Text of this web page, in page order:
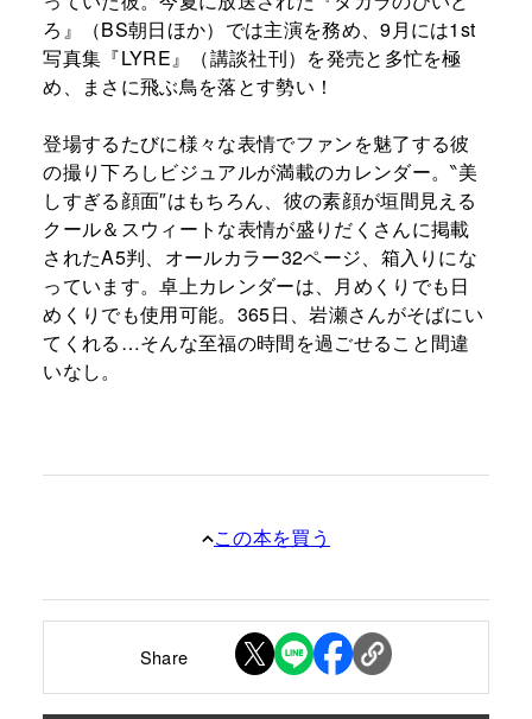
ろ』（BS朝日ほか）では主演を務め、9月には1st
写真集『LYRE』（講談社刊）を発売と多忙を極
め、まさに飛ぶ鳥を落とす勢い！
登場するたびに様々な表情でファンを魅了する彼
の撮り下ろしビジュアルが満載のカレンダー。‶美
しすぎる顔面″はもちろん、彼の素顔が垣間見える
クール＆スウィートな表情が盛りだくさんに掲載
されたA5判、オールカラー32ページ、箱入りにな
っています。卓上カレンダーは、月めくりでも日
めくりでも使用可能。365日、岩瀬さんがそばにい
てくれる…そんな至福の時間を過ごせること間違
いなし。
この本を買う
Share